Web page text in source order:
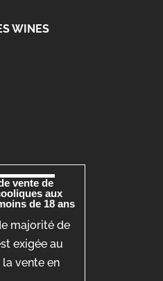
WINES
vente de
aux
de 18 ans
majorité de
exigée au
vente en